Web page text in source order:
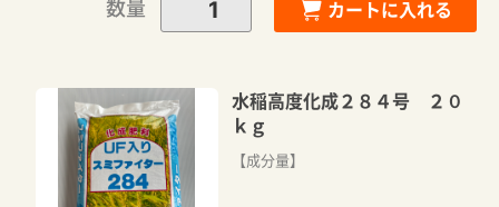
数量 カートに入れる
水稲高度化成２８４号 ２０
ｋｇ
【成分量】